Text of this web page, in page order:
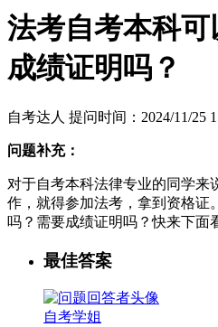
法考自考本科
成绩证明吗？
自考达人 提问时间：2024/11/25
问题补充：
对于自考本科法律专业的同学来
作，就得参加法考，拿到资格证
吗？需要成绩证明吗？快来下面
最佳答案
自考学姐